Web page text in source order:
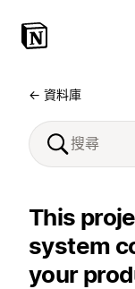
← 資料庫
This
system
your